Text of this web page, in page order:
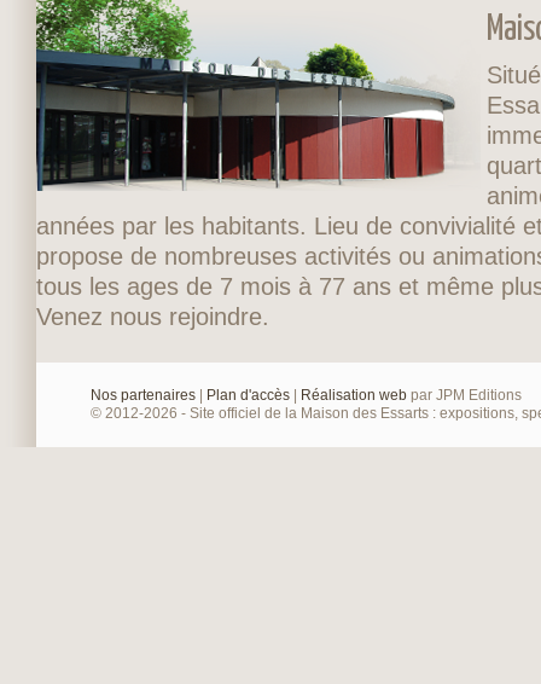
années par les habitants. Lieu de convivialité
propose de nombreuses activités ou
tous les ages de 7 mois à 77 ans et même
Venez nous rejoindre.
Nos partenaires Plan d'accès Réalisation web par JPM Editions
© 2012-2026 - Site officiel de la Maison des Essarts : expositions,